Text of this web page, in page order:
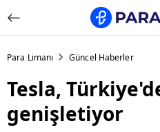
Para Limanı Güncel Haberler
Tesla,
genişletiyor